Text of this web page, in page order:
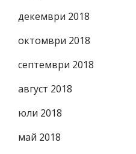
декември 2018
октомври 2018
септември 2018
август 2018
юли 2018
май 2018